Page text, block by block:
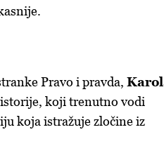
Pravo i pravda,
koji trenutno vodi
koja istražuje zločine iz